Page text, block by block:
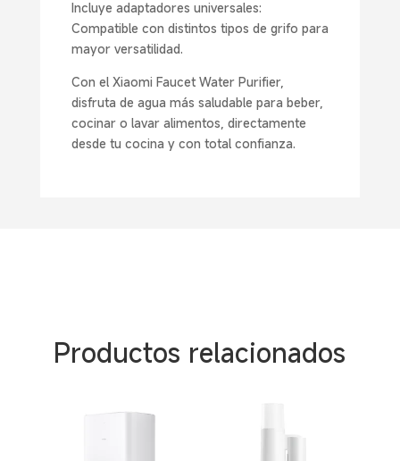
Incluye adaptadores universales:
Compatible con distintos tipos de grifo para
mayor versatilidad.
Con el Xiaomi Faucet Water Purifier,
disfruta de agua más saludable para beber,
cocinar o lavar alimentos, directamente
desde tu cocina y con total confianza.
Productos relacionados